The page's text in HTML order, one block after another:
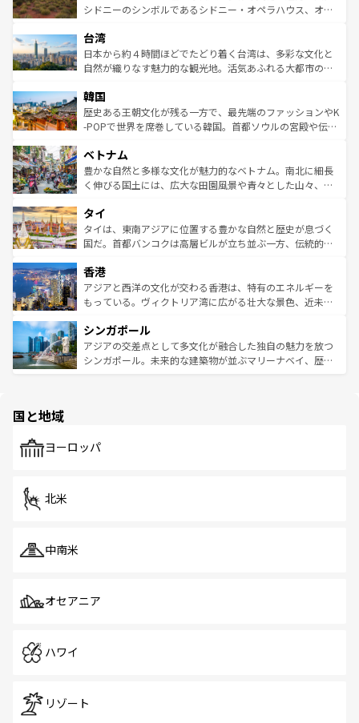
しみながら、その多様性と豊かな歴史を感じることができ
ならではの贅沢な旅のスタイルだ。 なお、新着のアメリカ
情報はコンテンツ一覧を参照してほしい。
おすすめ。エメラルドグリーンに輝く海をはじめ、豊かな
れるおもてなしの心で訪れる人々を迎えてくれるハワイの
人々、おいしいローカルフードやハワイアンミュージッ
ク、伝統的なフラダンスなど、すべてがハワイの魅力を彩
ワイを、存分に味わってほしい。 なお、新着のハワイ情報
はコンテンツ一覧を参照してほしい。
シドニーのシンボルであるシドニー・オペラハウス、オー
リアリーフや大陸中央部にそびえるウルル（エアーズロッ
ク）、タスマニアの美しい原生林やケアンズの熱帯雨林な
ど、見どころがたくさん。また、カフェやワイン、オージ
いる。アクティビティも充実しており、サーフィンやダイ
ビング、ハイキングなど、アウトドア好きにはたまらな
い。オーストラリアの多彩な魅力を存分に味わいつくそ
参照してほしい。
台湾
日本から約４時間ほどでたどり着く台湾は、多彩な文化と
自然が織りなす魅力的な観光地。活気あふれる大都市の台
ン）、静ひつな山岳地帯である台湾東部など、都市の喧騒
と山間の静けさが共存しており、訪れる人に新しい発見と
驚きをもたらしてくれる。また、奥深い台湾の食文化も魅
容にもいいと評判のスイーツなど、バラエティ豊かな料理
が味わえる。 なお、新着の台湾情報は コンテンツ一覧を参
照してほしい。
韓国
歴史ある王朝文化が残る一方で、最先端のファッションやK
-POPで世界を席巻している韓国。首都ソウルの宮殿や伝統
き、地方に足を延ばせば四季折々の自然美を楽しむことが
できる。そして、キムチや焼肉、絶品のストリートフード
まで、さまざまな韓国料理が待っている。夜には、韓国な
リティに包まれながら、韓国の多彩な魅力を心ゆくまで味
わってみてほしい。 なお、新着の韓国情報はコンテンツ一
覧を参照してほしい。
ベトナム
豊かな自然と多様な文化が魅力的なベトナム。南北に細長
く伸びる国土には、広大な田園風景や青々とした山々、世
急速な発展と共に伝統が息づく。ハノイの古い町並みやホ
ーチミン市のフランス統治時代の建物も、独特の雰囲気を
醸し出している。また、バラエティの豊かさとおいしさで
とつ。フォーやバインミー、ベトナムコーヒーなどは、ぜ
ひ現地で味わいたい。どの地域を訪れてもあたたかい人々
が旅行者を迎えてくれるので、きっと忘れられない旅にな
参照してほしい。
タイ
タイは、東南アジアに位置する豊かな自然と歴史が息づく
国だ。首都バンコクは高層ビルが立ち並ぶ一方、伝統的な
の活気が交差している。北部ではチェンマイなどの山岳地
帯で自然と触れ合い、南部ではプーケットやクラビの美し
いビーチでリゾート気分を楽しむことができる。タイ料理
激する。気候は一年中温暖で、どの季節にも異なる楽しみ
が待っている。親しみやすいタイの人々、仏教を中心とし
た文化、そして多様な観光資源が、訪れる旅人を魅了し続
香港
アジアと西洋の文化が交わる香港は、特有のエネルギーを
もっている。ヴィクトリア湾に広がる壮大な景色、近未来
み、どこを訪れても感動するはず。観光スポットが密集し
ており、効率よく見どころを回れるのも魅力。息をのむよ
うな絶景から文化的な体験まで、香港を存分に楽しみ尽く
シンガポール
アジアの交差点として多文化が融合した独自の魅力を放つ
シンガポール。未来的な建築物が並ぶマリーナベイ、歴史
で、ホーカーズは地元の風情を楽しめる外せないスポット
国と地域
ヨーロッパ
北米
中南米
オセアニア
ハワイ
リゾート